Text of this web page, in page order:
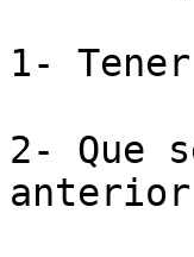
1-
2- Que
anterior